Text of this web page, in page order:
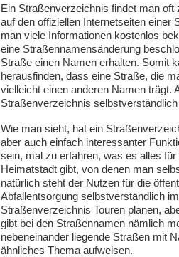
Ein Straßenverzeichnis findet man
auf den offiziellen Internetseiten einer
man viele Informationen kostenlos
eine Straßennamensänderung
Straße einen Namen erhalten. Somit
herausfinden, dass eine Straße, die
vielleicht einen anderen Namen trägt.
Straßenverzeichnis
Wie man sieht, hat ein
aber auch einfach interessanter
sein, mal zu erfahren, was es alles
Heimatstadt gibt, von denen man
natürlich steht der Nutzen für die
Abfallentsorgung selbstverständlich
Straßenverzeichnis Touren planen,
gibt bei den Straßennamen nämlich
nebeneinander liegende Straßen mit
ähnliches Thema aufweisen.